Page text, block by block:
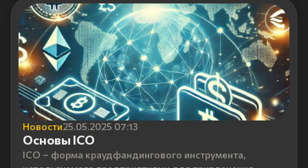
Новости25.05.2025 07:13
Основы ICO
ICO – форма краудфандингового инструмента,